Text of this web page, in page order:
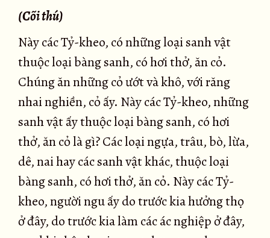
(Cõi thú)
Này các Tỷ-kheo, có những loại sanh vật
thuộc loại bàng sanh, có hơi thở, ăn cỏ.
Chúng ăn những cỏ ướt và khô, với răng
nhai nghiền, cỏ ấy. Này các Tỷ-kheo, những
sanh vật ấy thuộc loại bàng sanh, có hơi
thở, ăn cỏ là gì? Các loại ngựa, trâu, bò, lừa,
dê, nai hay các sanh vật khác, thuộc loại
bàng sanh, có hơi thở, ăn cỏ. Này các Tỷ-
kheo, người ngu ấy do trước kia hưởng thọ
ở đây, do trước kia làm các ác nghiệp ở đây,